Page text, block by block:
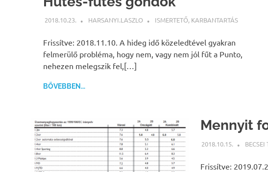
2018.10.23. HARSANYI.LASZLO ISMERTETŐ, KARBANTARTÁS
Frissítve: 2018.11.10. A hideg idő közeledtével gyakran
felmerülő probléma, hogy nem, vagy nem jól fűt a Punto,
nehezen melegszik fel,[…]
BŐVEBBEN...
Mennyit
2018.10.15.
Frissítve: